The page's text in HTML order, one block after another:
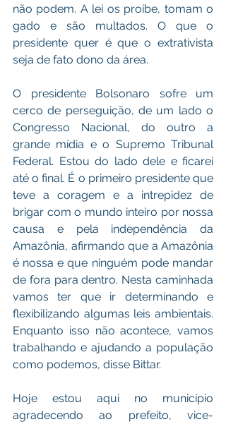
não podem. A lei os proíbe, tomam o
gado e são multados. O que o
presidente quer é que o extrativista
seja de fato dono da área.
O presidente Bolsonaro sofre um
cerco de perseguição, de um lado o
Congresso Nacional, do outro a
grande mídia e o Supremo Tribunal
Federal. Estou do lado dele e ficarei
até o final. É o primeiro presidente que
teve a coragem e a intrepidez de
brigar com o mundo inteiro por nossa
causa e pela independência da
Amazônia, afirmando que a Amazônia
é nossa e que ninguém pode mandar
de fora para dentro. Nesta caminhada
vamos ter que ir determinando e
flexibilizando algumas leis ambientais.
Enquanto isso não acontece, vamos
trabalhando e ajudando a população
como podemos, disse Bittar.
Hoje estou aqui no município
agradecendo ao prefeito, vice-